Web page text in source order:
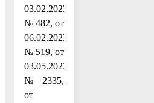
03.02.2023
№ 482, от
06.02.2023
№ 519, от
03.05.2023
№ 2335,
от